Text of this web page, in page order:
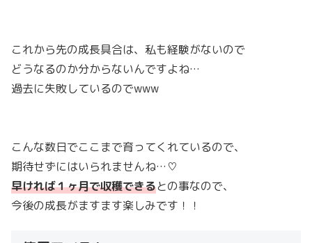
これから先の成長具合は、私も経験がないので
どうなるのか分からないんですよね…
過去に失敗しているのでwww
こんな数日でここまで育ってくれているので、
期待せずにはいられませんね…♡
早ければ１ヶ月で収穫できるとの事なので、
今後の成長がますます楽しみです！！